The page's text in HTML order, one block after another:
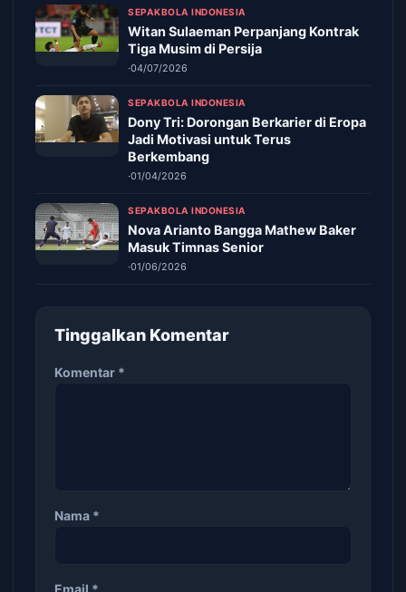
SEPAKBOLA INDONESIA
Witan Sulaeman Perpanjang Kontrak
Tiga Musim di Persija
·04/07/2026
SEPAKBOLA INDONESIA
Dony Tri: Dorongan Berkarier di Eropa
Jadi Motivasi untuk Terus
Berkembang
·01/04/2026
SEPAKBOLA INDONESIA
Nova Arianto Bangga Mathew Baker
Masuk Timnas Senior
·01/06/2026
Tinggalkan Komentar
Komentar *
Nama *